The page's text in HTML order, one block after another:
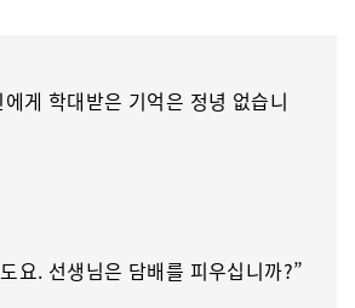
에게 학대받은 기억은 정녕 없습니
요. 선생님은 담배를 피우십니까?”